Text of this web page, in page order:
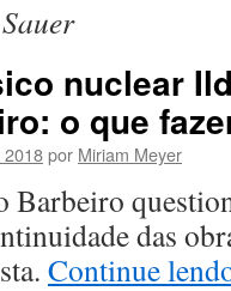
nuclear
o que
2018por Miriam Meyer
Barbeiro
das
Continue